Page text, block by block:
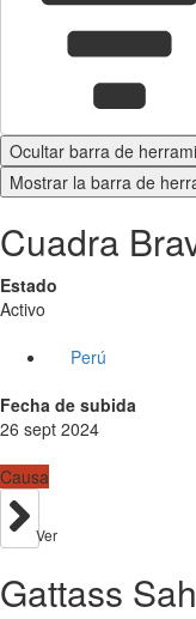
Ocultar barra de
Mostrar la barra de
Cuadra
Estado
Activo
Perú
Fecha de subida
26 sept 2024
Causa
Ver
Gattass